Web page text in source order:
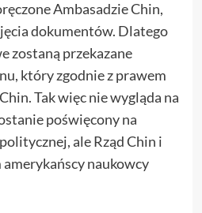
Ambasadzie Chin,
dokumentów. Dlatego
zostaną przekazane
który zgodnie z prawem
Tak więc nie wygląda na
poświęcony na
ale Rząd Chin i
naukowcy